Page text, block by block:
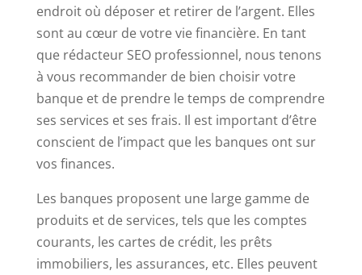
endroit où déposer et retirer de l’argent. Elles
sont au cœur de votre vie financière. En tant
que rédacteur SEO professionnel, nous tenons
à vous recommander de bien choisir votre
banque et de prendre le temps de comprendre
ses services et ses frais. Il est important d’être
conscient de l’impact que les banques ont sur
vos finances.
Les banques proposent une large gamme de
produits et de services, tels que les comptes
courants, les cartes de crédit, les prêts
immobiliers, les assurances, etc. Elles peuvent